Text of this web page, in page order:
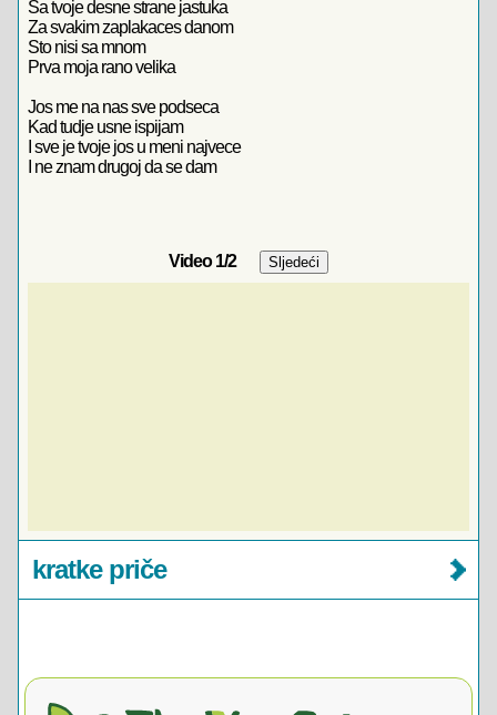
Sa tvoje desne strane jastuka
Za svakim zaplakaces danom
Sto nisi sa mnom
Prva moja rano velika
Jos me na nas sve podseca
Kad tudje usne ispijam
I sve je tvoje jos u meni najvece
I ne znam drugoj da se dam
Video1/2
kratke priče